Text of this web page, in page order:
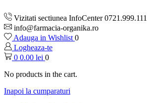
Vizitati sectiunea InfoCenter 0721.999.111
info@farmacia-organika.ro
Adauga in Wishlist 0
Logheaza-te
0 0.00 lei 0
No products in the cart.
Inapoi la cumparaturi